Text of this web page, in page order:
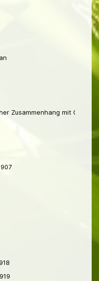
Zusammenhang mit China